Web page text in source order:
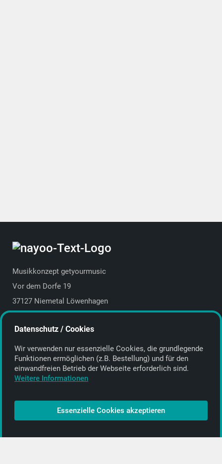
Musikkonzept getyourmusic
Vor dem Dorfe 19
37127 Niemetal Löwenhagen
E-Mail:info@getyourmusic.de
Alle Informationen
Kontakt
CD-Anbieter werden
CD-Anbieter-Login
Datenschutz / Cookies
Wir verwenden nur essenzielle Cookies, die grund­legende
Funktionen ermöglichen (z.B. Bestellung) und für den
einwand­freien Betrieb der Webseite erforderlich sind.
Weitere Informationen
Essenzielle Cookies akzeptieren